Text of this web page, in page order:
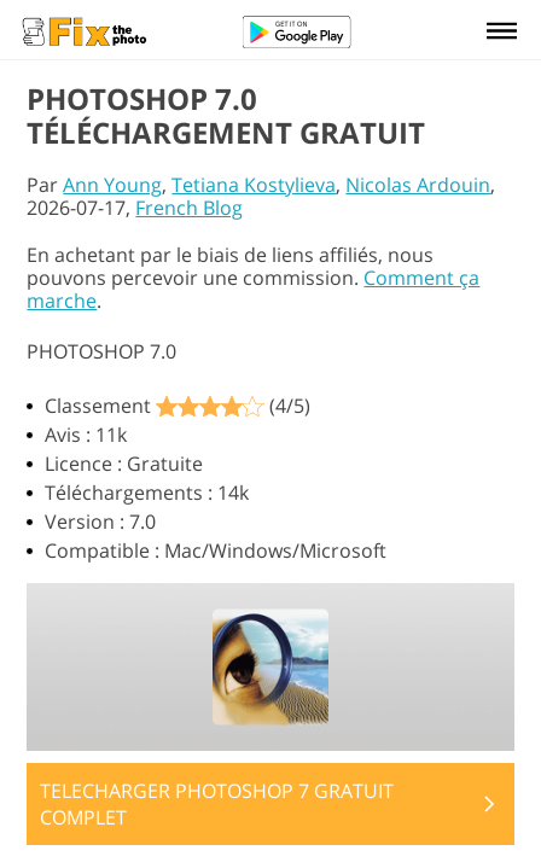
PHOTOSHOP 7.0
TÉLÉCHARGEMENT GRATUIT
ParAnn Young,Tetiana Kostylieva, Nicolas Ardouin,
2026-07-17, French Blog
En achetant par le biais de liens affiliés, nous
pouvons percevoir une commission. Comment ça
marche.
PHOTOSHOP 7.0
Classement
(4/5)
Avis : 11k
Licence : Gratuite
Téléchargements : 14k
Version : 7.0
Compatible : Mac/Windows/Microsoft
TELECHARGER PHOTOSHOP 7 GRATUIT
COMPLET